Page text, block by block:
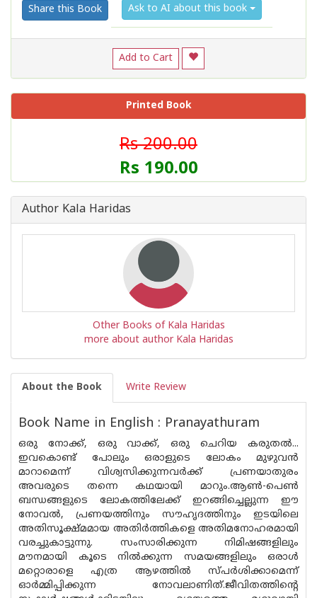
Share this Book Ask to AI about this book
Add to Cart
Printed Book
Rs 200.00
Rs 190.00
Author Kala Haridas
Other Books of Kala Haridas
more about author Kala Haridas
About the Book Write Review
Book Name in English : Pranayathuram
ഒരു നോക്ക്, ഒരു വാക്ക്, ഒരു ചെറിയ കരുതൽ...
ഇവകൊണ്ട് പോലും ഒരാളുടെ ലോകം മുഴുവൻ
മാറാമെന്ന് വിശ്വസിക്കുന്നവർക്ക് പ്രണയാതുരം
അവരുടെ തന്നെ കഥയായി മാറും.ആൺ-പെൺ
ബന്ധങ്ങളുടെ ലോകത്തിലേക്ക് ഇറങ്ങിച്ചെല്ലുന്ന ഈ
നോവൽ, പ്രണയത്തിനും സൗഹൃദത്തിനും ഇടയിലെ
അതിസൂക്ഷ്‌മമായ അതിർത്തികളെ അതിമനോഹരമായി
വരച്ചുകാട്ടുന്നു. സംസാരിക്കുന്ന നിമിഷങ്ങളിലും
മൗനമായി കൂടെ നിൽക്കുന്ന സമയങ്ങളിലും ഒരാൾ
മറ്റൊരാളെ എത്ര ആഴത്തിൽ സ്പർശിക്കാമെന്ന്
ഓർമ്മിപ്പിക്കുന്ന നോവലാണിത്.ജീവിതത്തിന്റെ